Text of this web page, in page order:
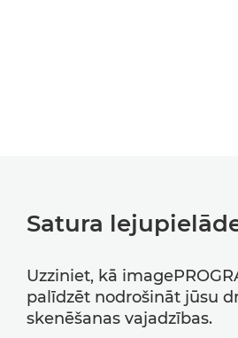
Satura
Uzziniet, kā
palīdzēt nodrošināt jūsu
skenēšanas vajadzības.